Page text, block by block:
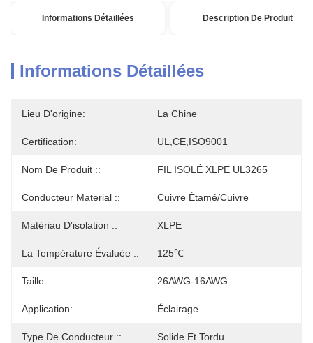
Informations Détaillées Description De Produit
Informations Détaillées
Lieu D'origine: La Chine
Certification: UL,CE,ISO9001
Nom De Produit :: FIL ISOLÉ XLPE UL3265
Conducteur Material :: Cuivre Étamé/Cuivre
Matériau D'isolation :: XLPE
La Température Évaluée :: 125℃
Taille: 26AWG-16AWG
Application: Éclairage
Type De Conducteur :: Solide Et Tordu